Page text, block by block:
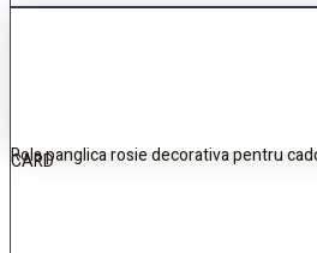
Rola panglica rosie decorativa pentru
CARD